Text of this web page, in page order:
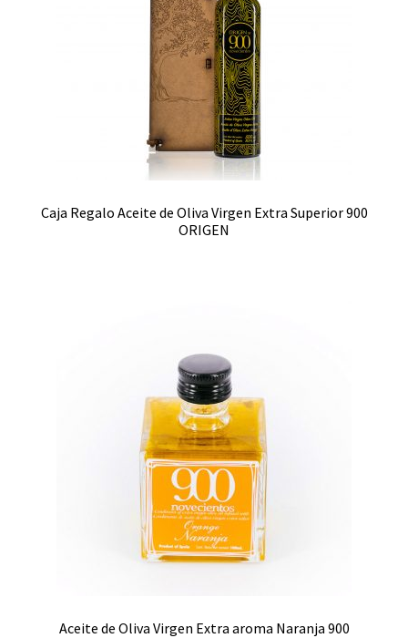
Caja Regalo Aceite de Oliva Virgen Extra Superior 900
ORIGEN
Aceite de Oliva Virgen Extra aroma Naranja 900